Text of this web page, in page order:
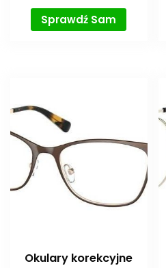
Sprawdź Sam
Okulary korekcyjne